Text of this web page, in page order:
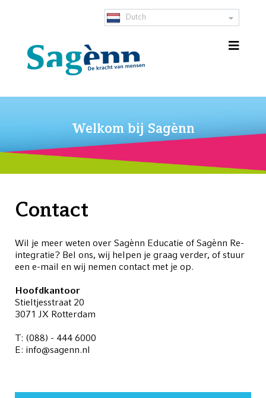
Dutch
Welkom bij Sagènn
Contact
Wil je meer weten over Sagènn Educatie of Sagènn Re-
integratie? Bel ons, wij helpen je graag verder, of stuur
een e-mail en wij nemen contact met je op.
Hoofdkantoor
Stieltjesstraat 20
3071 JX Rotterdam
T: (088) - 444 6000
E: info@sagenn.nl